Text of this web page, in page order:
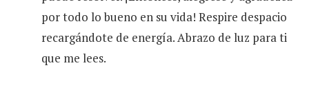
por todo lo bueno en su vida! Respire despacio
recargándote de energía. Abrazo de luz para ti
que me lees.